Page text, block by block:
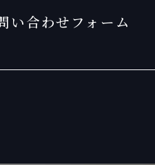
い合わせフォーム